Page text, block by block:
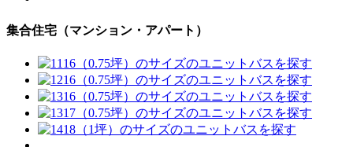
集合住宅（マンション・アパート）